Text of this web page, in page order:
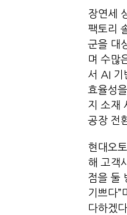
장연세
팩토리
군을 대
며 수많
서 AI 기
효율성
지 소재
공장 전
현대오
해 고객
점을 둘
기쁘다”
다하겠